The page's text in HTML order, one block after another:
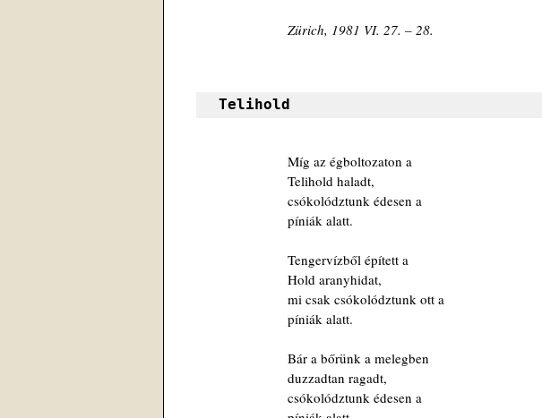
Zürich, 1981 VI. 27. – 28.
Telihold
Míg az égboltozaton a
Telihold haladt,
csókolództunk édesen a
píniák alatt.
Tengervízből épített a
Hold aranyhidat,
mi csak csókolództunk ott a
píniák alatt.
Bár a bőrünk a melegben
duzzadtan ragadt,
csókolództunk édesen a